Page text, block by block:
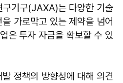
구기구(JAXA)는 다양한 기술
가로막고 있는 제약을 넘어
은 투자 자금을 확보할 수 있
정책의 방향성에 대해 의견